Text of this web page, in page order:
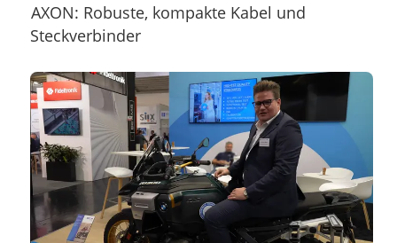
AXON: Robuste, kompakte Kabel und
Steckverbinder